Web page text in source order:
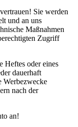
Sie werden
und an uns
Maßnahmen
Zugriff
Heftes oder eines
dauerhaft
Werbezwecke
nach der
an!